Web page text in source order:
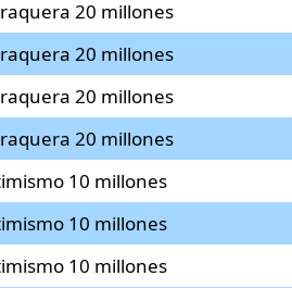
20 millones
20 millones
20 millones
20 millones
10 millones
10 millones
10 millones